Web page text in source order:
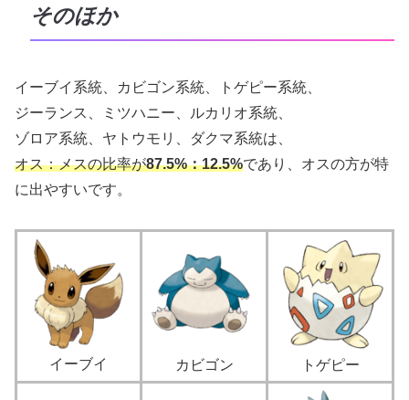
そのほか
イーブイ系統、カビゴン系統、トゲピー系統、
ジーランス、ミツハニー、ルカリオ系統、
ゾロア系統、ヤトウモリ、ダクマ系統は、
オス：メスの比率が87.5%：12.5%であり、 オスの方が特
に出やすいです。
イーブイ カビゴン トゲピー